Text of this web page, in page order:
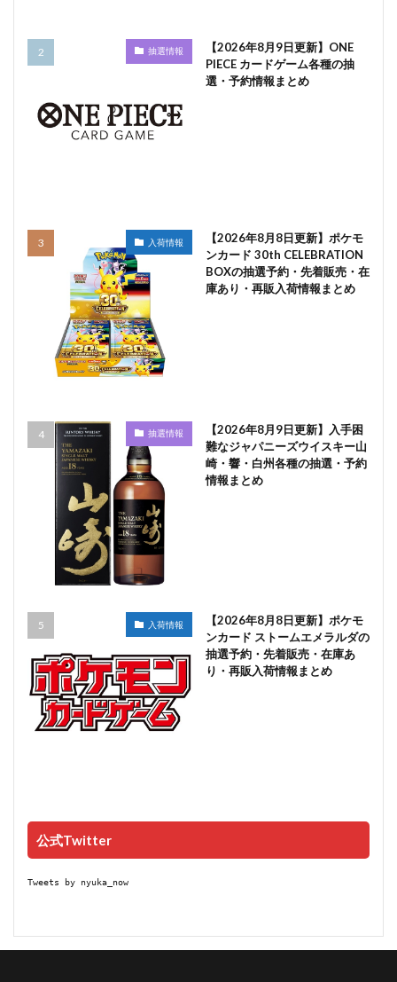
抽選情報
【2026年8月9日更新】ONE
PIECE カードゲーム各種の抽
選・予約情報まとめ
入荷情報
【2026年8月8日更新】ポケモ
ンカード 30th CELEBRATION
BOXの抽選予約・先着販売・在
庫あり・再販入荷情報まとめ
抽選情報
【2026年8月9日更新】入手困
難なジャパニーズウイスキー山
崎・響・白州各種の抽選・予約
情報まとめ
入荷情報
【2026年8月8日更新】ポケモ
ンカード ストームエメラルダの
抽選予約・先着販売・在庫あ
り・再販入荷情報まとめ
公式Twitter
Tweets by nyuka_now